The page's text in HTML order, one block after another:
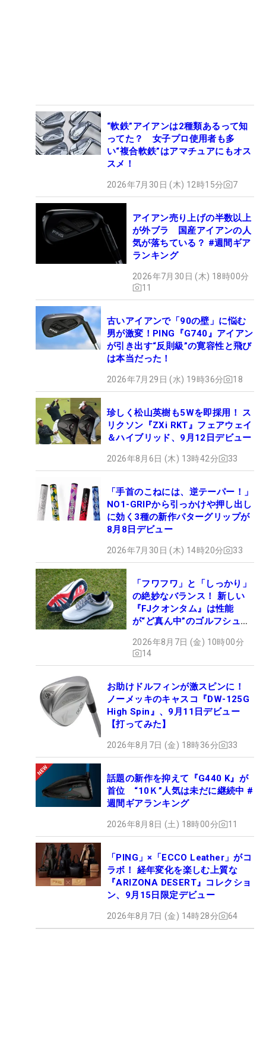
“軟鉄”アイアンは2種類あるって知
ってた？ 女子プロ使用者も多
い“複合軟鉄”はアマチュアにもオス
スメ！
2026年7月30日 (木) 12時15分 7
アイアン売り上げの半数以上
が外ブラ 国産アイアンの人
気が落ちている？ #週間ギア
ランキング
2026年7月30日 (木) 18時00分
11
古いアイアンで「90の壁」に悩む
男が激変！PING『G740』アイアン
が引き出す“反則級”の寛容性と飛び
は本当だった！
2026年7月29日 (水) 19時36分 18
珍しく松山英樹も5Wを即採用！ ス
リクソン『ZXi RKT』フェアウェイ
＆ハイブリッド、9月12日デビュー
2026年8月6日 (木) 13時42分 33
「手首のこねには、逆テーパー！」
NO1-GRIPから引っかけや押し出し
に効く3種の新作パターグリップが
8月8日デビュー
2026年7月30日 (木) 14時20分 33
「フワフワ」と「しっかり」
の絶妙なバランス！ 新しい
『FJクオンタム』は性能
が“ど真ん中”のゴルフシュー
2026年8月7日 (金) 10時00分
14
お助けドルフィンが激スピンに！
ノーメッキのキャスコ『DW-125G
High Spin』、9月11日デビュー
【打ってみた】
2026年8月7日 (金) 18時36分 33
話題の新作を抑えて『G440 K』が
首位 “10Ｋ”人気は未だに継続中 #
週間ギアランキング
2026年8月8日 (土) 18時00分 11
「PING」×「ECCO Leather」がコ
ラボ！ 経年変化を楽しむ上質な
『ARIZONA DESERT』コレクショ
ン、9月15日限定デビュー
2026年8月7日 (金) 14時28分 64